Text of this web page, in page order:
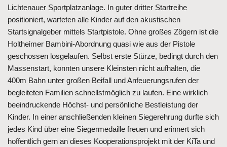
Lichtenauer Sportplatzanlage. In guter dritter Startreihe
positioniert, warteten alle Kinder auf den akustischen
Startsignalgeber mittels Startpistole. Ohne großes Zögern ist die
Holtheimer Bambini-Abordnung quasi wie aus der Pistole
geschossen losgelaufen. Selbst erste Stürze, bedingt durch den
Massenstart, konnten unsere Kleinsten nicht aufhalten, die
400m Bahn unter großen Beifall und Anfeuerungsrufen der
begleiteten Familien schnellstmöglich zu laufen. Eine wirklich
beeindruckende Höchst- und persönliche Bestleistung der
Kinder. In einer anschließenden kleinen Siegerehrung durfte sich
jedes Kind über eine Siegermedaille freuen und erinnert sich
hoffentlich gern an dieses Kooperationsprojekt mit der KiTa und